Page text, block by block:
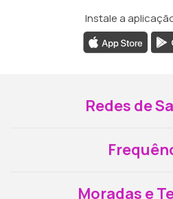
Instale a
Redes de
Moradas e